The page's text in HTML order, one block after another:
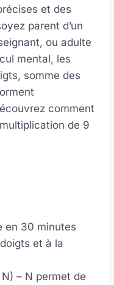
et des
parent d’un
ou adulte
mental, les
somme des
comment
de 9
en 30 minutes
et à la
– N permet de